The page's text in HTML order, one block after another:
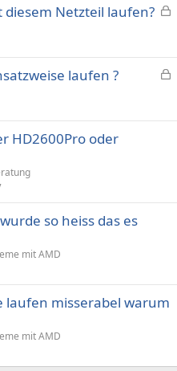
p
e
diesem Netzteil laufen?
p
laufen ?
HD2600Pro oder
so heiss das es
mit AMD
laufen misserabel warum
mit AMD